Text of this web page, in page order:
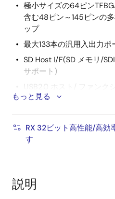
極小サイズの64ピン
含む48ピン～145ピンの
ップ
最大133本の汎用入出力ポ
SD Host I/F(SD メモリ/
サポート)
USB2.0 ホスト/ ファンク
（12Mbps）、ロースピー
CAN (ISO11898-1 準拠、
QSPI(XIPモード対応)
マッチタイマ、8ビットタ
もっと見る
RX 32ビット高性能/高効
す
説明